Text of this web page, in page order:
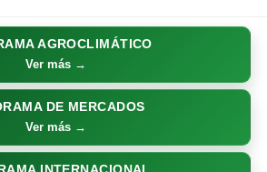
AGROCLIMÁTICO
Ver más →
DE MERCADOS
Ver más →